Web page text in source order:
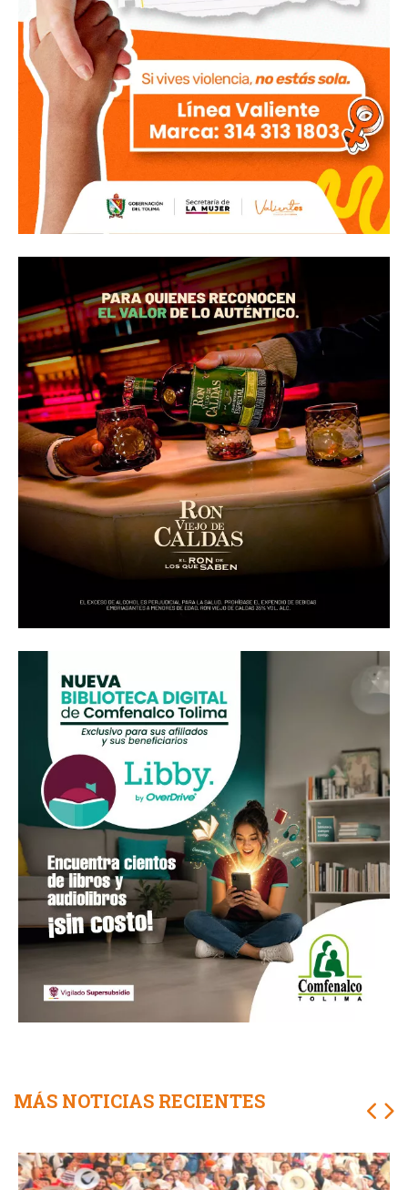
MÁS NOTICIAS RECIENTES